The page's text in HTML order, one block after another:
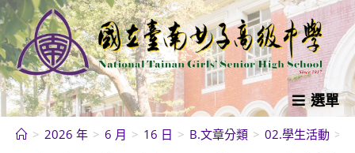
跳
轉
至
主
要
內
選單
> 2026 年 > 6 月 > 16 日 > B.文章分類 > 02.學生活動 >